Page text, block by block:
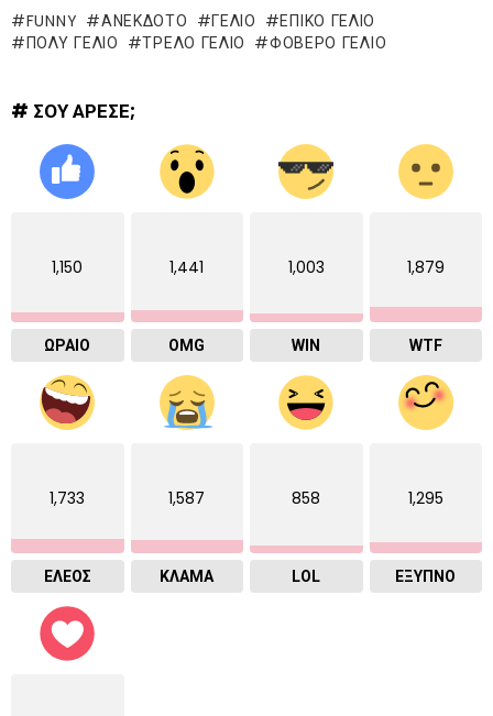
FUNNY ΑΝΕΚΔΟΤΟ ΓΈΛΙΟ
ΕΠΙΚΌ ΓΈΛΙΟ
ΠΟΛΥ ΓΕΛΙΟ
ΤΡΕΛΌ ΓΈΛΙΟ ΦΟΒΕΡΟ ΓΕΛΙΟ
# ΣΟΥ ΑΡΕΣΕ;
1,150
ΩΡΑΙΟ
1,441
OMG
1,003
WIN
1,879
WTF
1,733
ΕΛΕΟΣ
1,587
ΚΛΑΜΑ
858
LOL
1,295
ΈΞΥΠΝΟ